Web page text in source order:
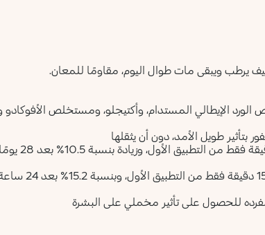
يرطب ويبقى مات طوال اليوم، مقاومًا للمعان.
الورد الإيطالي المستدام، وأكتيجلو، ومستخلص
بتأثير طويل الأمد، دون أن يثقلها
للحصول على تأثير مخملي على البشرة